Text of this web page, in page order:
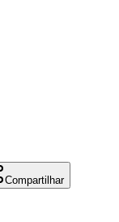
Compartilhar